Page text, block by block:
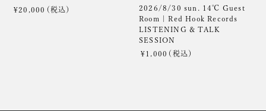
通
¥20,000
SESSION
2026/8/30 sun. 14℃ Guest
Room | Red Hook Records
LISTENING & TALK
SESSION
通
¥1,000